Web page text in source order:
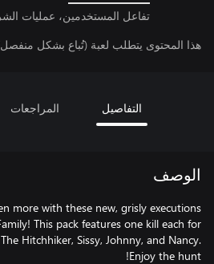
تفاعل المستخدمين، عمليات
هذا المحتوى يتطلب لعبة (تُباع بشكل
التفاصيل المراجعات
الوصف
more with these new, grisly executions
This pack features one kill each for
Hitchhiker, Sissy, Johnny, and Nancy.
Enjoy the hunt!